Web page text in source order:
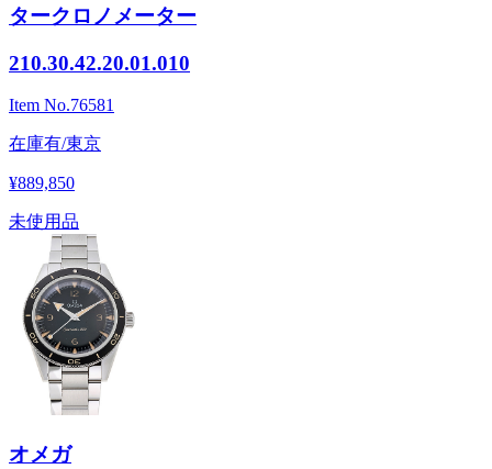
タークロノメーター
210.30.42.20.01.010
Item No.76581
在庫有/東京
¥889,850
未使用品
オメガ